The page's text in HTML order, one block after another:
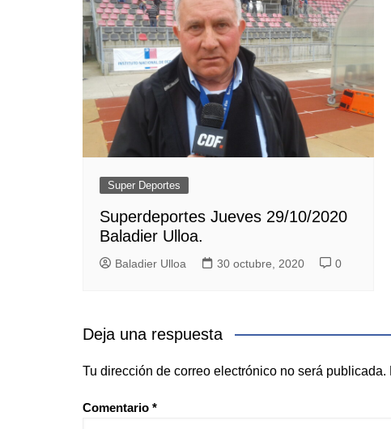
Super Deportes
Superdeportes Jueves 29/10/2020
Baladier Ulloa.
Baladier Ulloa 30 octubre, 2020 0
Deja una respuesta
Tu dirección de correo electrónico no será publicada.
Comentario *